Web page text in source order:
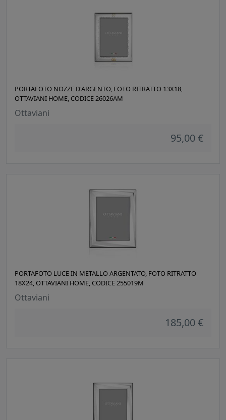
PORTAFOTO NOZZE D'ARGENTO, FOTO RITRATTO 13X18,
OTTAVIANI HOME, CODICE 26026AM
Ottaviani
95,00 €
PORTAFOTO LUCE IN METALLO ARGENTATO, FOTO RITRATTO
18X24, OTTAVIANI HOME, CODICE 255019M
Ottaviani
185,00 €